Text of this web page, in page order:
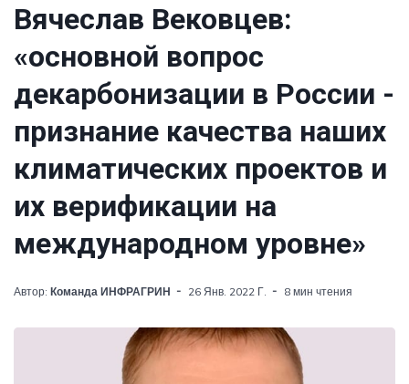
Вячеслав Вековцев:
«основной вопрос
декарбонизации в России -
признание качества наших
климатических проектов и
их верификации на
международном уровне»
Автор: Команда ИНФРАГРИН 26 Янв. 2022 Г. 8 мин чтения